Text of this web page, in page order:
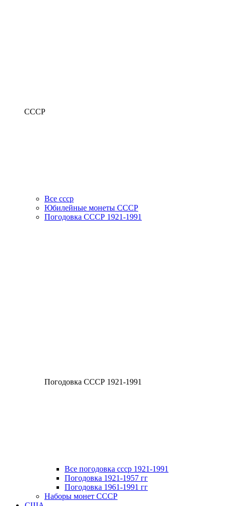
СССР
Все ссср
Юбилейные монеты СССР
Погодовка СССР 1921-1991
Погодовка СССР 1921-1991
Все погодовка ссср 1921-1991
Погодовка 1921-1957 гг
Погодовка 1961-1991 гг
Наборы монет СССР